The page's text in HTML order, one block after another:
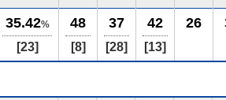
35.42%
[23]
48
[8]
37
[28]
42
[13]
26